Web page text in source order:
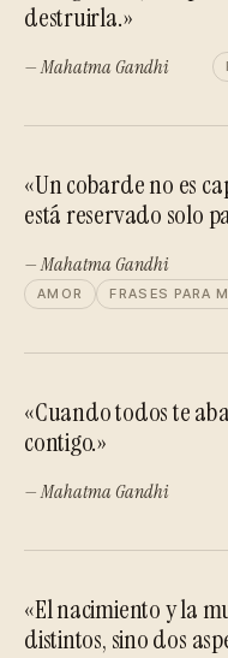
destruirla.»
— Mahatma Gandhi
«Un cobarde no es
está reservado solo
— Mahatma Gandhi
AMOR FRASES PARA
«Cuando todos te
contigo.»
— Mahatma Gandhi
«El nacimiento y la
distintos, sino dos